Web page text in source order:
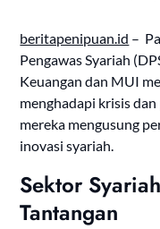
beritapenipuan.id –
Pengawas Syariah
Keuangan dan MUI
menghadapi krisis
mereka mengusung
inovasi syariah.
Sektor
Tantangan